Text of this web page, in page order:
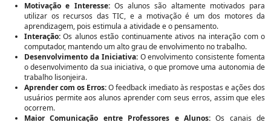
Motivação e Interesse:Os alunos são altamente motivados para
utilizar os recursos das TIC, e a motivação é um dos motores da
aprendizagem, pois estimula a atividade e o pensamento.
Interação: Os alunos estão continuamente ativos na interação com o
computador, mantendo um alto grau de envolvimento no trabalho.
Desenvolvimento da Iniciativa:O envolvimento consistente fomenta
o desenvolvimento da sua iniciativa, o que promove uma autonomia de
trabalho lisonjeira.
Aprender com os Erros:O feedback imediato às respostas e ações dos
usuários permite aos alunos aprender com seus erros, assim que eles
ocorrem.
Maior Comunicação entre Professores e Alunos:Os canais de